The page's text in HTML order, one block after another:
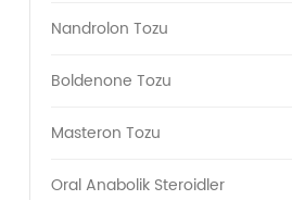
Nandrolon Tozu
Boldenone Tozu
Masteron Tozu
Oral Anabolik Steroidler